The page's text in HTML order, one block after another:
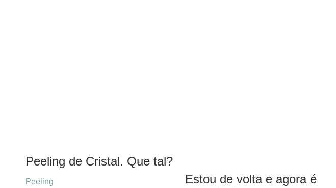
Peeling de Cristal. Que tal?
Peeling
Estou de volta e agora é